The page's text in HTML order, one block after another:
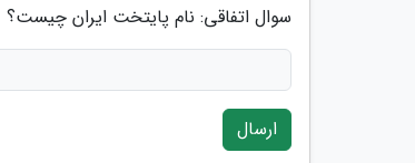
سوال اتفاقی: نام پایتخت ایران چیست؟
ارسال